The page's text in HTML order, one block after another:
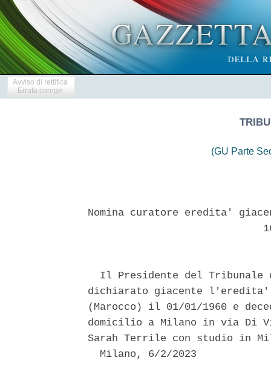
Avviso di rettifica
Errata corrige
(GU Parte
Nomina curatore eredita'
Il Presidente del Tribunale
dichiarato giacente l'eredita'
(Marocco) il 01/01/1960 e
domicilio a Milano in via Di
Sarah Terrile con studio in
  Milano, 6/2/2023